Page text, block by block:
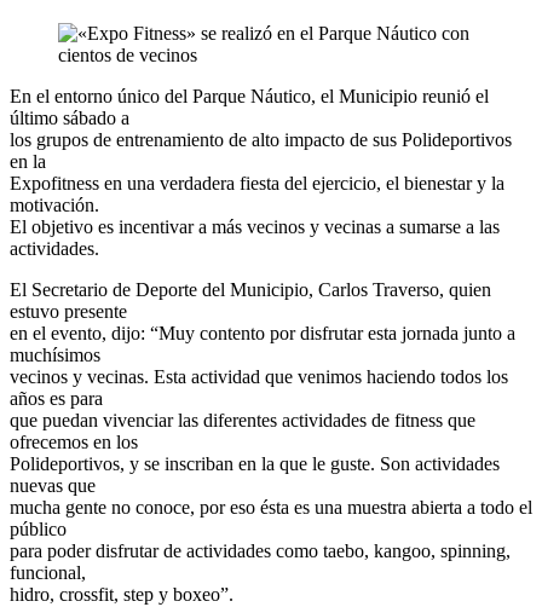
En el entorno único del Parque Náutico, el Municipio reunió el
último sábado a
los grupos de entrenamiento de alto impacto de sus Polideportivos
en la
Expofitness en una verdadera fiesta del ejercicio, el bienestar y la
motivación.
El objetivo es incentivar a más vecinos y vecinas a sumarse a las
actividades.
El Secretario de Deporte del Municipio, Carlos Traverso, quien
estuvo presente
en el evento, dijo: “Muy contento por disfrutar esta jornada junto a
muchísimos
vecinos y vecinas. Esta actividad que venimos haciendo todos los
años es para
que puedan vivenciar las diferentes actividades de fitness que
ofrecemos en los
Polideportivos, y se inscriban en la que le guste. Son actividades
nuevas que
mucha gente no conoce, por eso ésta es una muestra abierta a todo el
público
para poder disfrutar de actividades como taebo, kangoo, spinning,
funcional,
hidro, crossfit, step y boxeo”.